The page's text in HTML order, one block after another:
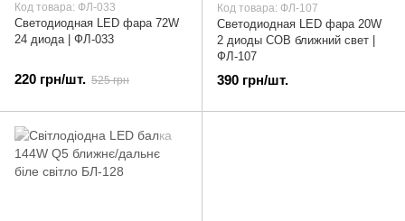
Код товара: ФЛ-033
Светодиодная LED фара 72W
24 диода | ФЛ-033
220 грн/шт. 525 грн
Код товара: ФЛ-107
Светодиодная LED фара 20W
2 диоды СОВ ближний свет |
ФЛ-107
390 грн/шт.